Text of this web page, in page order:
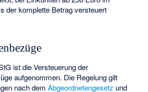
der komplette Betrag versteuert
ist die Versteuerung der
aufgenommen. Die Regelung gilt
nach demAbgeordnetengesetz und